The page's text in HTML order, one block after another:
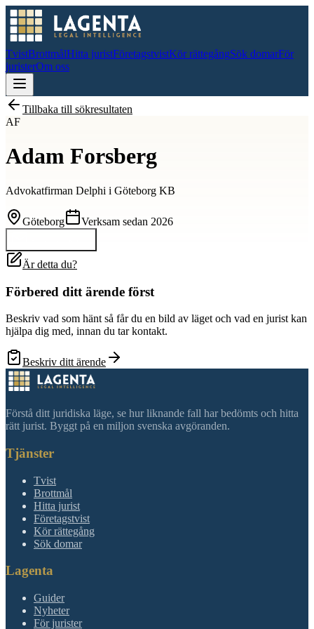
TvistBrottmålHitta juristFöretagstvistKör rättegångSök domarFör
juristerOm oss
Tillbaka till sökresultaten
AF
Adam Forsberg
Advokatfirman Delphi i Göteborg KB
Göteborg Verksam sedan 2026
Är detta du?
Förbered ditt ärende först
Beskriv vad som hänt så får du en bild av läget och vad en jurist kan
hjälpa dig med, innan du tar kontakt.
Beskriv ditt ärende
Förstå ditt juridiska läge, se hur liknande fall har bedömts och hitta
rätt jurist. Byggt på en miljon svenska avgöranden.
Tjänster
Tvist
Brottmål
Hitta jurist
Företagstvist
Kör rättegång
Sök domar
Lagenta
Guider
Nyheter
För jurister